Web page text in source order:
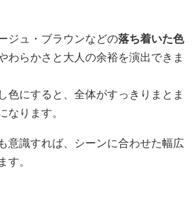
ジュ・ブラウンなどの落ち着いた色
わらかさと大人の余裕を演出できま
色にすると、全体がすっきりまとま
なります。
意識すれば、シーンに合わせた幅広
。